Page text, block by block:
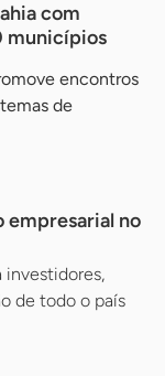
com
municípios
encontros
de
empresarial no
investidores,
de todo o país